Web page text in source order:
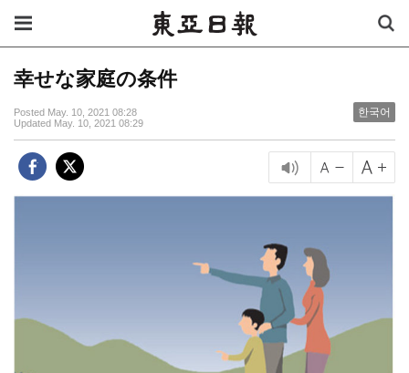
幸せな家庭の条件
Posted May. 10, 2021 08:28
Updated May. 10, 2021 08:29
한국어